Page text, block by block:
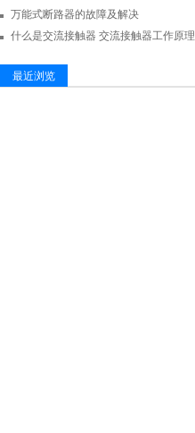
万能式断路器的故障及解决
什么是交流接触器 交流接触器工作原理
最近浏览